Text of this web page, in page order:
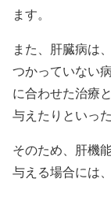
ます。
また、肝臓病は
つかっていない
に合わせた治療
与えたりといっ
そのため、肝機
与える場合には